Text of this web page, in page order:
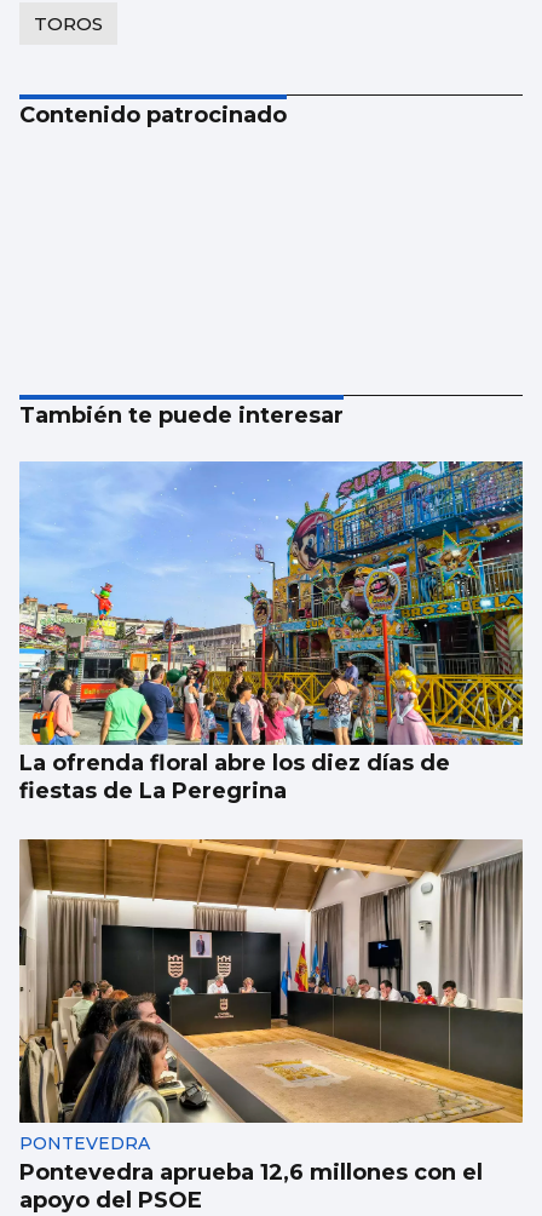
TOROS
Contenido patrocinado
También te puede interesar
La ofrenda floral abre los diez días de
fiestas de La Peregrina
PONTEVEDRA
Pontevedra aprueba 12,6 millones con el
apoyo del PSOE